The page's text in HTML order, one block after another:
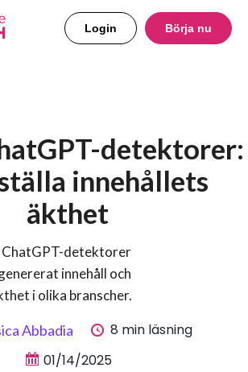
Login Börja nu
detektorer:
innehållets
äkthet
ChatGPT-detektorer
innehåll och
i olika branscher.
Abbadia
8 min läsning
01/14/2025